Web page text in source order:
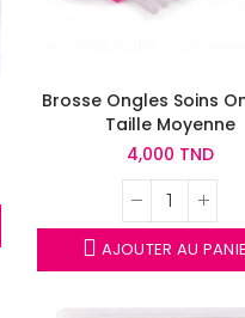
Brosse Ongles Soins
Taille Moyenne
4,000 TND
AJOUTER AU